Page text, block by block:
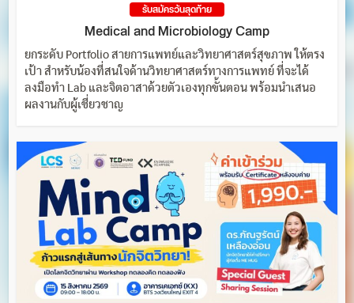
รับสมัครวันสุดท้าย
Medical and Microbiology Camp
ยกระดับ Portfolio สายการแพทย์และวิทยาศาสตร์สุขภาพ ให้ตรง
เป้า สำหรับน้องที่สนใจด้านวิทยาศาสตร์ทางการแพทย์ ที่จะได้
ลงมือทำ Lab และจิตอาสาด้วยตัวเองทุกขั้นตอน พร้อมนำเสนอ
ผลงานกับผู้เชี่ยวชาญ